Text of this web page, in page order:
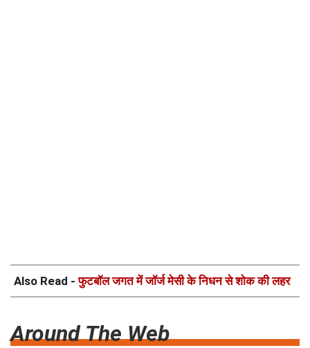
Also Read -फुटबॉल जगत में जॉर्ज मेसी के निधन से शोक की लहर
Around The Web